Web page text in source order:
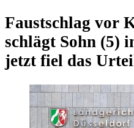
Faustschlag vor
schlägt Sohn (5)
jetzt fiel das